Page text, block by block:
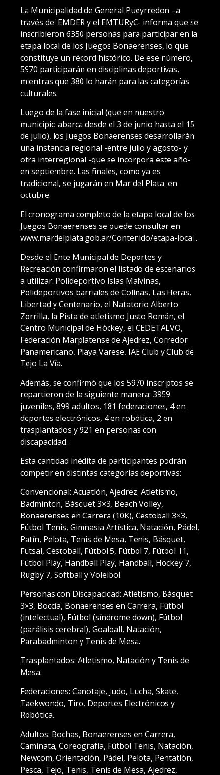
La Municipalidad de General Pueyrredon –a
través del EMDER y el EMTURyC- informa que se
inscribieron 6350 personas para participar en la
etapa local de los Juegos Bonaerenses, lo que
constituye un récord histórico. De ese número,
5970 participarán en disciplinas deportivas,
mientras que 380 lo harán para las categorías
culturales.
Luego de la fase inicial (que en nuestro
municipio abarca desde el 3 de junio hasta el 15
de julio), los Juegos Bonaerenses desarrollarán
una instancia regional -entre julio y agosto- y
otra interregional -que se incorpora este año-
en septiembre. Las finales, como ya es
tradicional, se jugarán en Mar del Plata, en
octubre.
El cronograma completo de la etapa local de los
Juegos Bonaerenses se puede consultar en
www.mardelplata.gob.ar/Contenido/etapa-local .
Desde el Ente Municipal de Deportes y
Recreación confirmaron el listado de escenarios
a utilizar: Polideportivo Islas Malvinas,
Polideportivos barriales de Colinas, Las Heras,
Libertad y Centenario, el Natatorio Alberto
Zorrilla, la Pista de atletismo Justo Román, el
Centro Municipal de Hóckey, el CEDETALVO,
Federación Marplatense de Ajedrez, Corredor
Panamericano, Playa Varese, IAE Club y Club de
Tejo La Vía.
Además, se confirmó que los 5970 inscriptos se
repartieron de la siguiente manera: 3959
juveniles, 899 adultos, 181 federaciones, 4 en
deportes electrónicos, 4 en robótica, 2 en
trasplantados y 921 en personas con
discapacidad.
Esta cantidad inédita de participantes podrán
competir en distintas categorías deportivas:
Convencional: Acuatlón, Ajedrez, Atletismo,
Badminton, Básquet 3×3, Beach Volley,
Bonaerenses en Carrera (10K), Cestoball 3×3,
Fútbol Tenis, Gimnasia Artística, Natación, Pádel,
Patín, Pelota, Tenis de Mesa, Tenis, Básquet,
Futsal, Cestoball, Fútbol 5, Fútbol 7, Fútbol 11,
Fútbol Play, Handball Play, Handball, Hockey 7,
Rugby 7, Softball y Voleibol.
Personas con Discapacidad: Atletismo, Básquet
3×3, Boccia, Bonaerenses en Carrera, Fútbol
(intelectual), Fútbol (síndrome down), Fútbol
(parálisis cerebral), Goalball, Natación,
Parabadminton y Tenis de Mesa.
Trasplantados: Atletismo, Natación y Tenis de
Mesa.
Federaciones: Canotaje, Judo, Lucha, Skate,
Taekwondo, Tiro, Deportes Electrónicos y
Robótica.
Adultos: Bochas, Bonaerenses en Carrera,
Caminata, Coreografía, Fútbol Tenis, Natación,
Newcom, Orientación, Pádel, Pelota, Pentatlón,
Pesca, Tejo, Tenis, Tenis de Mesa, Ajedrez,